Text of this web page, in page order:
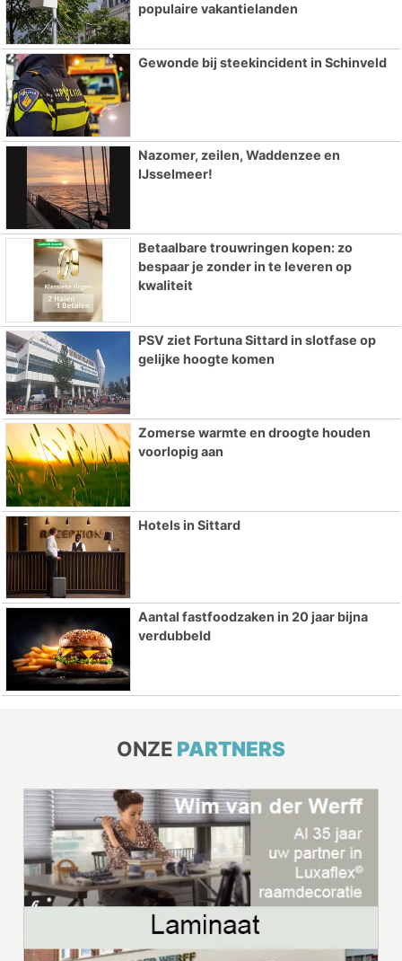
populaire vakantielanden
Gewonde bij steekincident in Schinveld
Nazomer, zeilen, Waddenzee en
IJsselmeer!
Betaalbare trouwringen kopen: zo
bespaar je zonder in te leveren op
kwaliteit
PSV ziet Fortuna Sittard in slotfase op
gelijke hoogte komen
Zomerse warmte en droogte houden
voorlopig aan
Hotels in Sittard
Aantal fastfoodzaken in 20 jaar bijna
verdubbeld
ONZE PARTNERS